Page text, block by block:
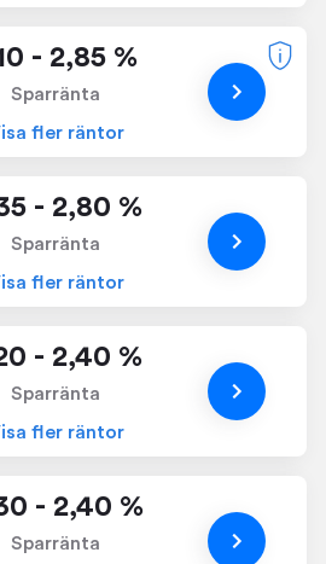
- 2,85 %
Sparränta
fler räntor
- 2,80 %
Sparränta
fler räntor
- 2,40 %
Sparränta
fler räntor
- 2,40 %
Sparränta